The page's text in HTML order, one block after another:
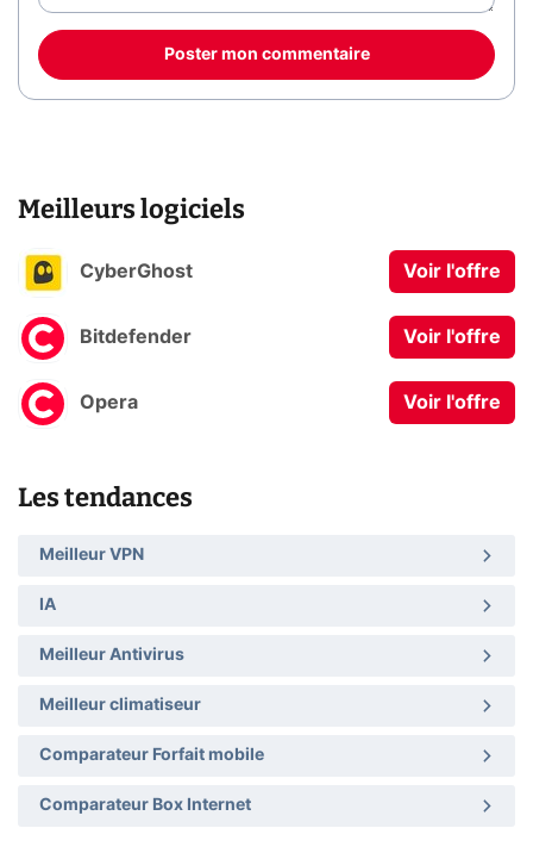
Poster mon commentaire
Meilleurs logiciels
CyberGhost Voir l'offre
Bitdefender Voir l'offre
Opera Voir l'offre
Les tendances
Meilleur VPN
IA
Meilleur Antivirus
Meilleur climatiseur
Comparateur Forfait mobile
Comparateur Box Internet